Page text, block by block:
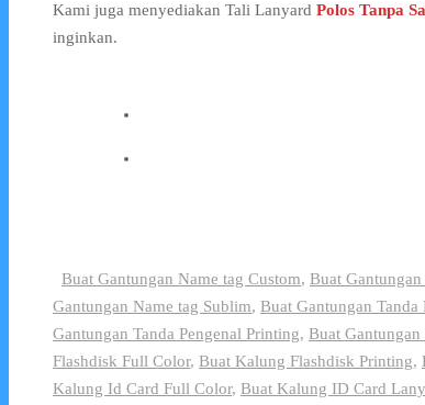
Kami juga menyediakan Tali Lanyard Polos Tanpa
inginkan.
Buat Gantungan Name tag Custom, Buat
Gantungan Name tag Sublim, Buat Gantungan Tanda
Gantungan Tanda Pengenal Printing, Buat Gantungan
Flashdisk Full Color, Buat Kalung Flashdisk Printing,
Kalung Id Card Full Color, Buat Kalung ID Card